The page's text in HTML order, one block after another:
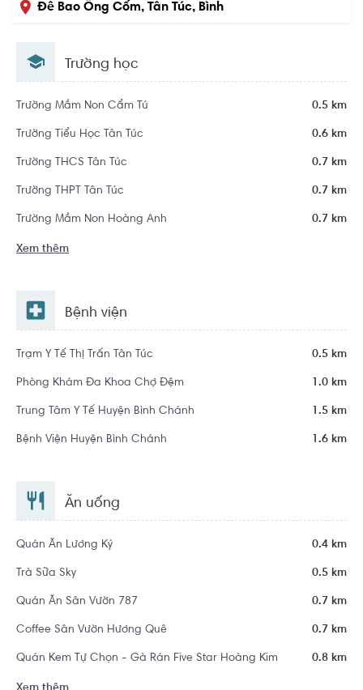
Đê Bao Ông Cốm, Tân Túc, Bình
Trường học
Trường Mầm Non Cẩm Tú 0.5 km
Trường Tiểu Học Tân Túc 0.6 km
Trường THCS Tân Túc 0.7 km
Trường THPT Tân Túc 0.7 km
Trường Mầm Non Hoàng Anh 0.7 km
Xem thêm
Bệnh viện
Trạm Y Tế Thị Trấn Tân Túc 0.5 km
Phòng Khám Đa Khoa Chợ Đệm 1.0 km
Trung Tâm Y Tế Huyện Bình Chánh 1.5 km
Bệnh Viện Huyện Bình Chánh 1.6 km
Ăn uống
Quán Ăn Lương Ký 0.4 km
Trà Sữa Sky 0.5 km
Quán Ăn Sân Vườn 787 0.7 km
Coffee Sân Vườn Hương Quê 0.7 km
Quán Kem Tự Chọn - Gà Rán Five Star Hoàng Kim 0.8 km